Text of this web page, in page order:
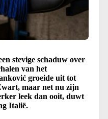
stevige schaduw over
van het
groeide uit tot
maar net nu zijn
leek dan ooit, duwt
Italië.